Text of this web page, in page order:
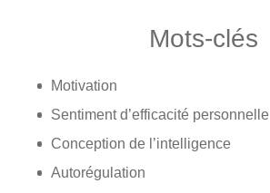
Mots-clés
Motivation
Sentiment d’efficacité personnelle
Conception de l’intelligence
Autorégulation